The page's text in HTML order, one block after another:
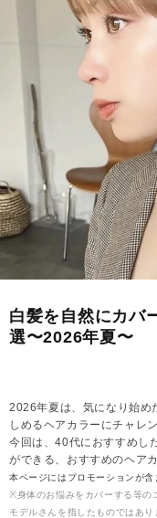
白髪を自然にカバ
選〜2026年夏〜
2026年夏は、気になり始め
しめるヘアカラーにチャレ
今回は、40代におすすめし
ができる、おすすめのヘア
本ページにはプロモーションが含
※身体のお悩みをカバーする等の
モデルさんを指したものではあり